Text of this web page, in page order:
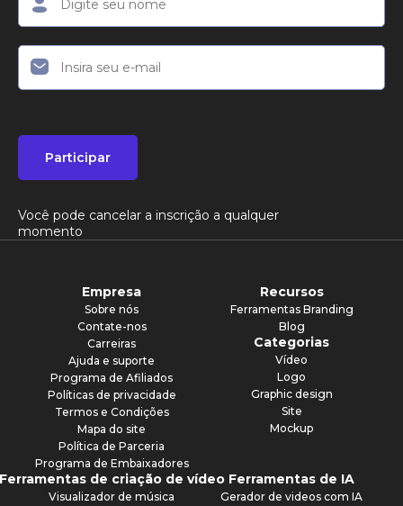
Participar
Você pode cancelar a inscrição a qualquer
momento
Empresa
Sobre nós
Contate-nos
Carreiras
Ajuda e suporte
Programa de Afiliados
Políticas de privacidade
Termos e Condições
Mapa do site
Política de Parceria
Programa de Embaixadores
Recursos
Ferramentas Branding
Blog
Categorias
Vídeo
Logo
Graphic design
Site
Mockup
de criação de vídeo
Visualizador de música
Ferramentas de IA
Gerador de videos com IA